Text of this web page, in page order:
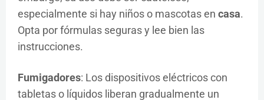
especialmente si hay niños o mascotas en casa.
Opta por fórmulas seguras y lee bien las
instrucciones.
Fumigadores: Los dispositivos eléctricos con
tabletas o líquidos liberan gradualmente un